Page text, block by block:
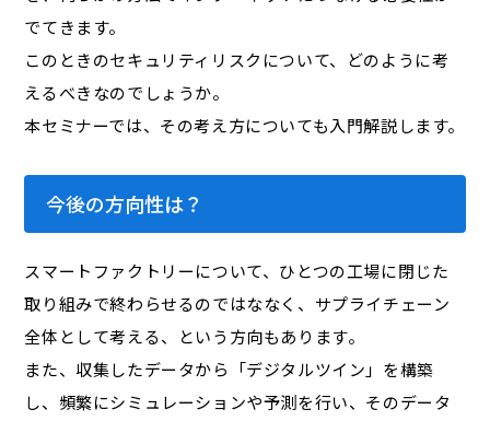
でてきます。
このときのセキュリティリスクについて、どのように考
えるべきなのでしょうか。
本セミナーでは、その考え方についても入門解説します。
今後の方向性は？
スマートファクトリーについて、ひとつの工場に閉じた
取り組みで終わらせるのではななく、サプライチェーン
全体として考える、という方向もあります。
また、収集したデータから「デジタルツイン」を構築
し、頻繁にシミュレーションや予測を行い、そのデータ